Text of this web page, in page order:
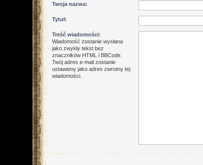
Twoja nazwa:
Tytuł:
Treść wiadomości:
Wiadomość zostanie wysłana
jako zwykły tekst bez
znaczników HTML i BBCode.
Twój adres e-mail zostanie
ustawiony jako adres zwrotny tej
wiadomości.